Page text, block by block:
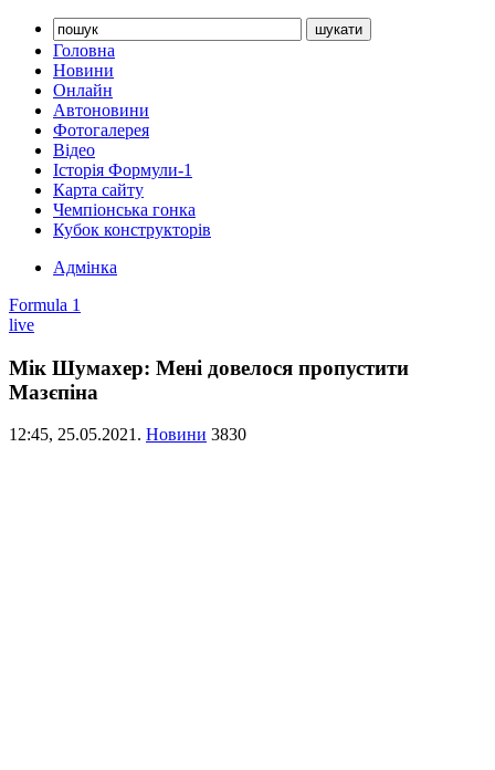
Головна
Новини
Онлайн
Автоновини
Фотогалерея
Відео
Історія Формули-1
Карта сайту
Чемпіонська гонка
Кубок конструкторів
Адмінка
Formula 1
live
Мік Шумахер: Мені довелося пропустити
Мазєпіна
12:45, 25.05.2021. Новини 3830